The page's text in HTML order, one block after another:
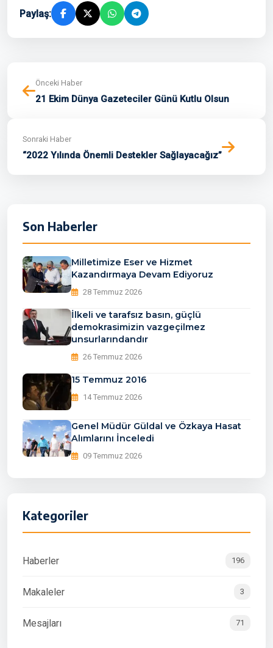
Paylaş:
Önceki Haber
21 Ekim Dünya Gazeteciler Günü Kutlu Olsun
Sonraki Haber
“2022 Yılında Önemli Destekler Sağlayacağız”
Son Haberler
Milletimize Eser ve Hizmet
Kazandırmaya Devam Ediyoruz
28 Temmuz 2026
İlkeli ve tarafsız basın, güçlü
demokrasimizin vazgeçilmez
unsurlarındandır
26 Temmuz 2026
15 Temmuz 2016
14 Temmuz 2026
Genel Müdür Güldal ve Özkaya Hasat
Alımlarını İnceledi
09 Temmuz 2026
Kategoriler
Haberler 196
Makaleler 3
Mesajları 71